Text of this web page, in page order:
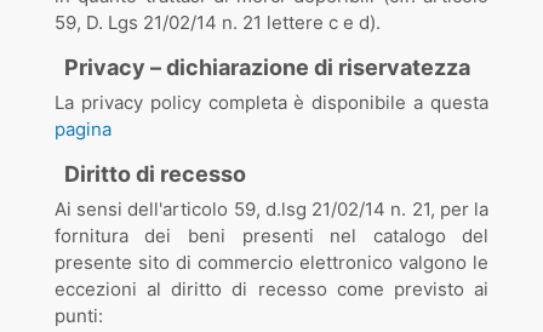
59, D. Lgs 21/02/14 n. 21 lettere c e d).
Privacy – dichiarazione di riservatezza
La privacy policy completa è disponibile a questa
pagina
Diritto di recesso
Ai sensi dell'articolo 59, d.lsg 21/02/14 n. 21, per la
fornitura dei beni presenti nel catalogo del
presente sito di commercio elettronico valgono le
eccezioni al diritto di recesso come previsto ai
punti: